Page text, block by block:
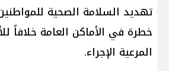
تهديد السلامة الصحية
خطرة في الأماكن العامة خلافاً
المرعية الإجراء.